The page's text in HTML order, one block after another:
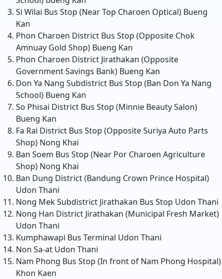
Si Wilai Bus Stop (Near Top Charoen Optical) Bueng
Kan
Phon Charoen District Bus Stop (Opposite Chok
Amnuay Gold Shop) Bueng Kan
Phon Charoen District Jirathakan (Opposite
Government Savings Bank) Bueng Kan
Don Ya Nang Subdistrict Bus Stop (Ban Don Ya Nang
School) Bueng Kan
So Phisai District Bus Stop (Minnie Beauty Salon)
Bueng Kan
Fa Rai District Bus Stop (Opposite Suriya Auto Parts
Shop) Nong Khai
Ban Soem Bus Stop (Near Por Charoen Agriculture
Shop) Nong Khai
Ban Dung District (Bandung Crown Prince Hospital)
Udon Thani
Nong Mek Subdistrict Jirathakan Bus Stop Udon Thani
Nong Han District Jirathakan (Municipal Fresh Market)
Udon Thani
Kumphawapi Bus Terminal Udon Thani
Non Sa-at Udon Thani
Nam Phong Bus Stop (In front of Nam Phong Hospital)
Khon Kaen